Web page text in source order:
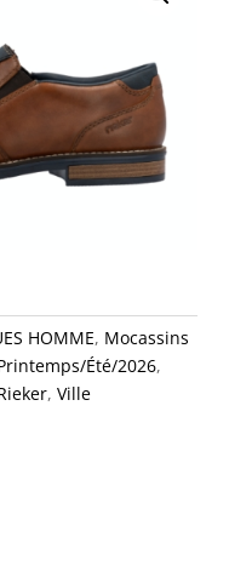
HOMME, Mocassins
Été/2026,
, Ville